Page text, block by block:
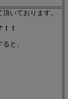
いております。
！
と、